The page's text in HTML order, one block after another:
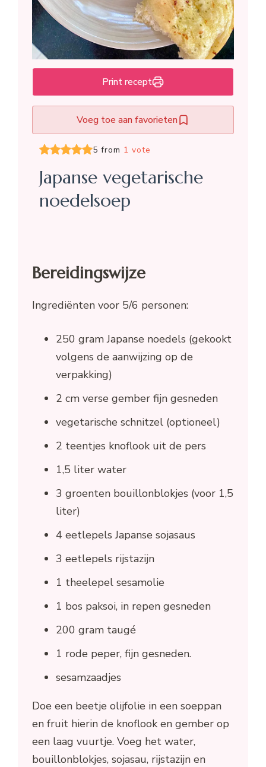
Print recept
Voeg toe aan favorieten
5 from 1 vote
Japanse vegetarische
noedelsoep
Bereidingswijze
Ingrediënten voor 5/6 personen:
250 gram Japanse noedels (gekookt
volgens de aanwijzing op de
verpakking)
2 cm verse gember fijn gesneden
vegetarische schnitzel (optioneel)
2 teentjes knoflook uit de pers
1,5 liter water
3 groenten bouillonblokjes (voor 1,5
liter)
4 eetlepels Japanse sojasaus
3 eetlepels rijstazijn
1 theelepel sesamolie
1 bos paksoi, in repen gesneden
200 gram taugé
1 rode peper, fijn gesneden.
sesamzaadjes
Doe een beetje olijfolie in een soeppan
en fruit hierin de knoflook en gember op
een laag vuurtje. Voeg het water,
bouillonblokjes, sojasau, rijstazijn en